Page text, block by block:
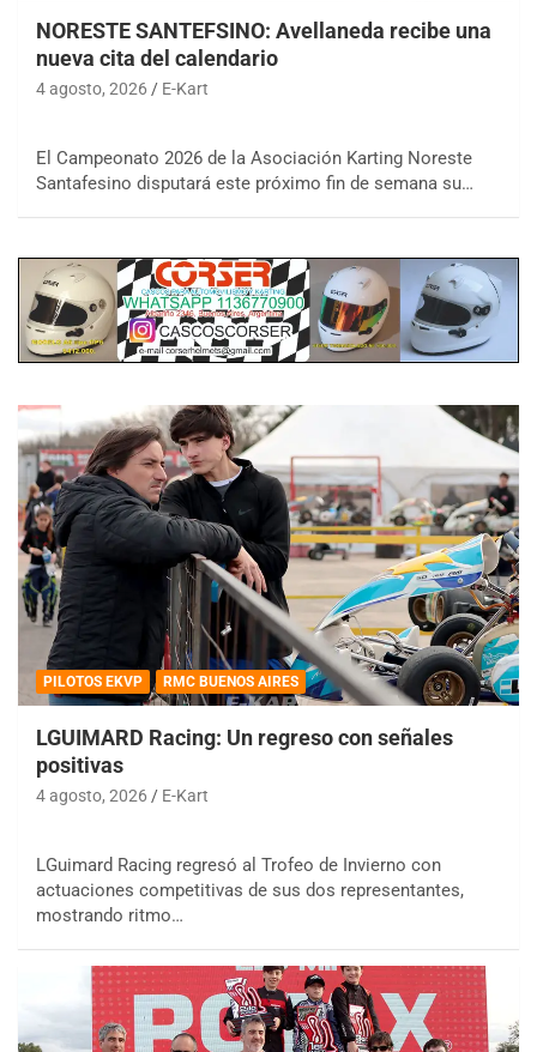
NORESTE SANTEFSINO: Avellaneda recibe una
nueva cita del calendario
4 agosto, 2026 E-Kart
El Campeonato 2026 de la Asociación Karting Noreste
Santafesino disputará este próximo fin de semana su…
PILOTOS EKVP RMC BUENOS AIRES
LGUIMARD Racing: Un regreso con señales
positivas
4 agosto, 2026 E-Kart
LGuimard Racing regresó al Trofeo de Invierno con
actuaciones competitivas de sus dos representantes,
mostrando ritmo…